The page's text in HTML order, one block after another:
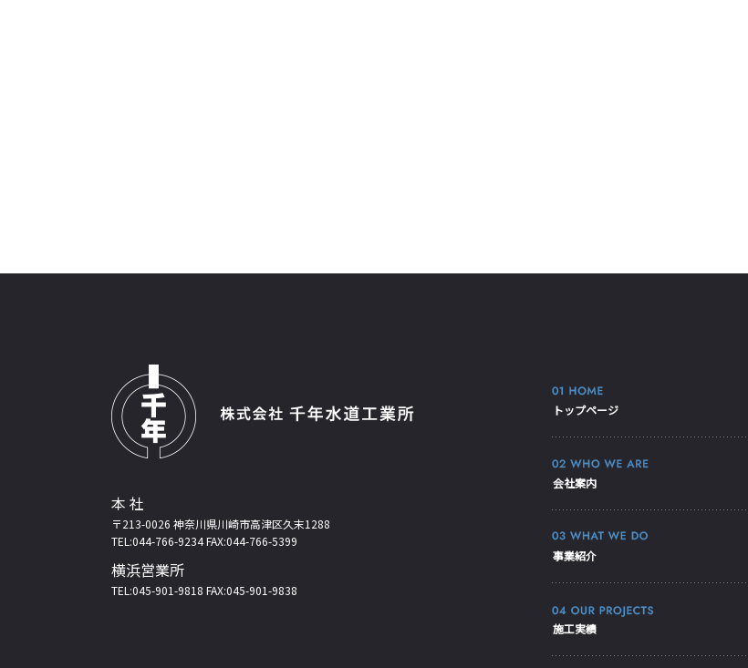
トップページ
会社案内
事業紹介
施工実績
本 社
〒213-0026 神奈川県川崎市高津区久末1288
TEL:044-766-9234 FAX:044-766-5399
横浜営業所
TEL:045-901-9818 FAX:045-901-9838